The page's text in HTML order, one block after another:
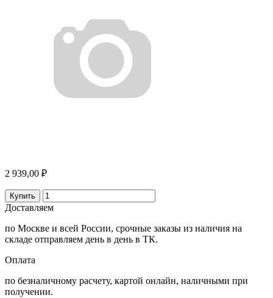
2 939,00 ₽
Купить
Доставляем
по Москве и всей России, срочные заказы из наличия на
складе отправляем день в день в ТК.
Оплата
по безналичному расчету, картой онлайн, наличными при
получении.